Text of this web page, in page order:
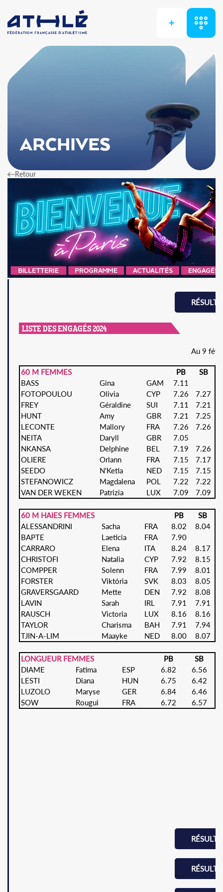
+
ARCHIVES
Retour
LISTE DES ENGAGÉS 2024
Au 9
60 M FEMMES PB
SB
BASS
Gina GAM
7.11
FOTOPOULOU
Olivia CYP 7.26
7.27
FREY
Géraldine SUI 7.11
7.21
HUNT
Amy GBR 7.21
7.25
LECONTE
Mallory FRA 7.26
7.26
NEITA
Daryll GBR
7.05
NKANSA
Delphine BEL 7.19
7.26
OLIERE
Orlann FRA 7.15
7.17
SEEDO
N'Ketia NED 7.15
7.15
STEFANOWICZ
Magdalena POL 7.22
7.22
VAN DER WEKEN
Patrizia LUX 7.09 7.09
60 M HAIES FEMMES PB
SB
ALESSANDRINI
Sacha FRA 8.02
8.04
BAPTE
Laeticia FRA
7.90
CARRARO
Elena ITA 8.24
8.17
CHRISTOFI
Natalia CYP 7.92
8.15
COMPPER
Solenn FRA 7.99
8.01
FORSTER
Viktória SVK 8.03
8.05
GRAVERSGAARD
Mette DEN 7.92
8.08
LAVIN
Sarah IRL 7.91
7.91
RAUSCH
Victoria LUX 8.16
8.16
TAYLOR
Charisma BAH 7.91
7.94
TJIN-A-LIM
Maayke NED 8.00 8.07
LONGUEUR FEMMES PB
SB
DIAME
Fatima ESP 6.82
6.56
LESTI
Diana HUN 6.75
6.42
LUZOLO
Maryse GER 6.84
6.46
SOW
Rougui FRA 6.72 6.57